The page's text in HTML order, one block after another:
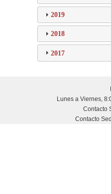
2019
2018
2017
Lunes a Viernes,
Contacto
Contacto